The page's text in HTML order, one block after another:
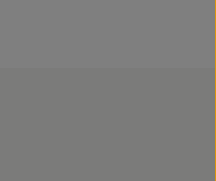
verbraucher
www.facebook.com/
zu https://www.instagram.com/